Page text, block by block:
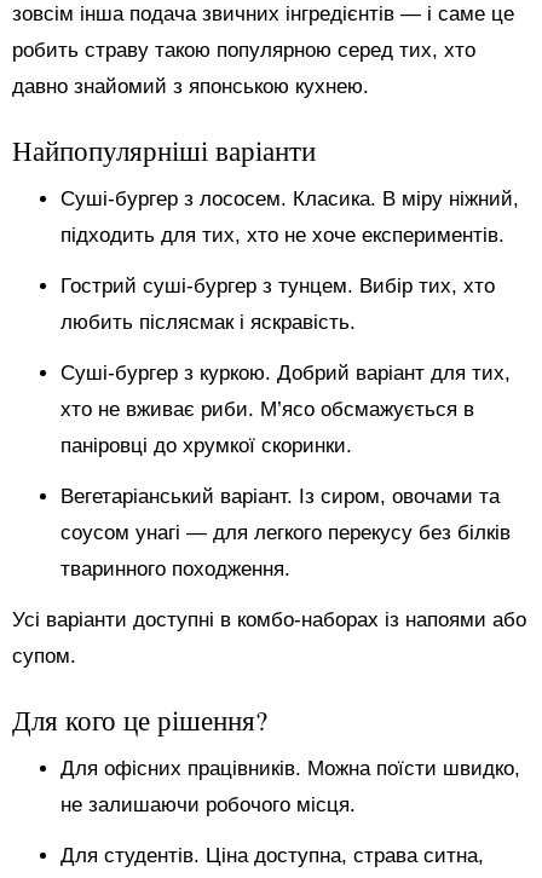
зовсім інша подача звичних інгредієнтів — і саме це
робить страву такою популярною серед тих, хто
давно знайомий з японською кухнею.
Найпопулярніші варіанти
Суші-бургер з лососем. Класика. В міру ніжний,
підходить для тих, хто не хоче експериментів.
Гострий суші-бургер з тунцем. Вибір тих, хто
любить післясмак і яскравість.
Суші-бургер з куркою. Добрий варіант для тих,
хто не вживає риби. М’ясо обсмажується в
паніровці до хрумкої скоринки.
Вегетаріанський варіант. Із сиром, овочами та
соусом унагі — для легкого перекусу без білків
тваринного походження.
Усі варіанти доступні в комбо-наборах із напоями або
супом.
Для кого це рішення?
Для офісних працівників. Можна поїсти швидко,
не залишаючи робочого місця.
Для студентів. Ціна доступна, страва ситна,